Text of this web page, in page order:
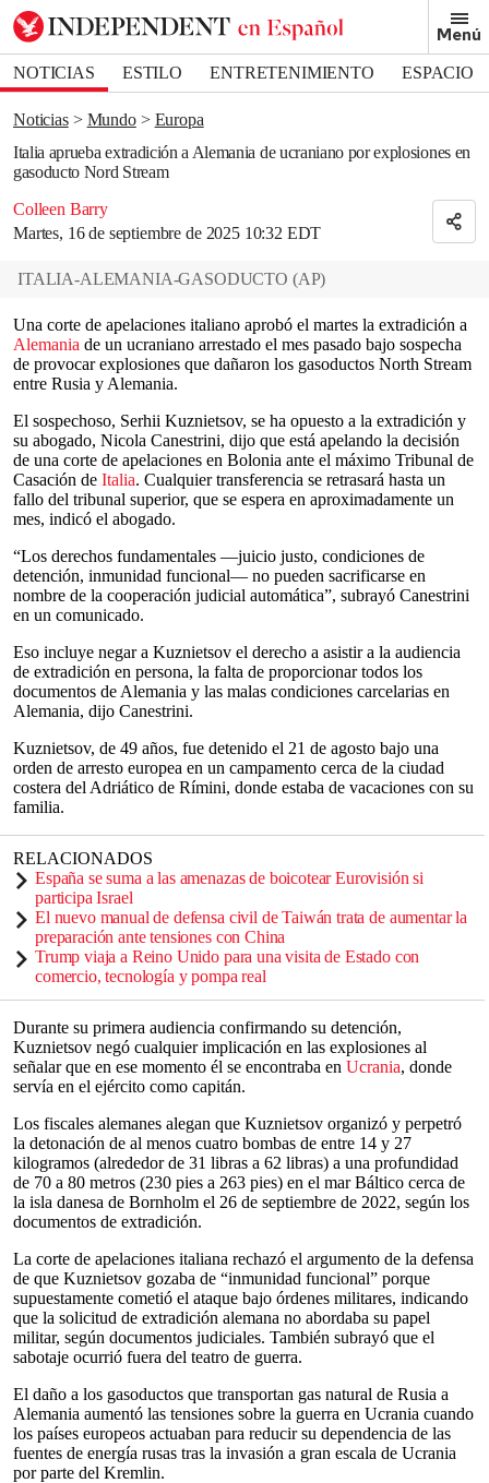
Menú
NOTICIAS ESTILO ENTRETENIMIENTO
ESPACIO
DEPORTES
Noticias Mundo
Europa
Italia aprueba extradición a Alemania de ucraniano por explosiones en
gasoducto Nord Stream
Colleen Barry
Martes, 16 de septiembre de 2025 10:32 EDT
Bookmark popover
Removed from bookmarks
Close popover
ITALIA-ALEMANIA-GASODUCTO (AP)
Una corte de apelaciones italiano aprobó el martes la extradición a
Alemania de un ucraniano arrestado el mes pasado bajo sospecha
de provocar explosiones que dañaron los gasoductos North Stream
entre Rusia y Alemania.
El sospechoso, Serhii Kuznietsov, se ha opuesto a la extradición y
su abogado, Nicola Canestrini, dijo que está apelando la decisión
de una corte de apelaciones en Bolonia ante el máximo Tribunal de
Casación de Italia. Cualquier transferencia se retrasará hasta un
fallo del tribunal superior, que se espera en aproximadamente un
mes, indicó el abogado.
“Los derechos fundamentales —juicio justo, condiciones de
detención, inmunidad funcional— no pueden sacrificarse en
nombre de la cooperación judicial automática”, subrayó Canestrini
en un comunicado.
Eso incluye negar a Kuznietsov el derecho a asistir a la audiencia
de extradición en persona, la falta de proporcionar todos los
documentos de Alemania y las malas condiciones carcelarias en
Alemania, dijo Canestrini.
Kuznietsov, de 49 años, fue detenido el 21 de agosto bajo una
orden de arresto europea en un campamento cerca de la ciudad
costera del Adriático de Rímini, donde estaba de vacaciones con su
familia.
RELACIONADOS
España se suma a las amenazas de boicotear Eurovisión si
participa Israel
El nuevo manual de defensa civil de Taiwán trata de aumentar la
preparación ante tensiones con China
Trump viaja a Reino Unido para una visita de Estado con
comercio, tecnología y pompa real
Durante su primera audiencia confirmando su detención,
Kuznietsov negó cualquier implicación en las explosiones al
señalar que en ese momento él se encontraba en Ucrania, donde
servía en el ejército como capitán.
Los fiscales alemanes alegan que Kuznietsov organizó y perpetró
la detonación de al menos cuatro bombas de entre 14 y 27
kilogramos (alrededor de 31 libras a 62 libras) a una profundidad
de 70 a 80 metros (230 pies a 263 pies) en el mar Báltico cerca de
la isla danesa de Bornholm el 26 de septiembre de 2022, según los
documentos de extradición.
La corte de apelaciones italiana rechazó el argumento de la defensa
de que Kuznietsov gozaba de “inmunidad funcional” porque
supuestamente cometió el ataque bajo órdenes militares, indicando
que la solicitud de extradición alemana no abordaba su papel
militar, según documentos judiciales. También subrayó que el
sabotaje ocurrió fuera del teatro de guerra.
El daño a los gasoductos que transportan gas natural de Rusia a
Alemania aumentó las tensiones sobre la guerra en Ucrania cuando
los países europeos actuaban para reducir su dependencia de las
fuentes de energía rusas tras la invasión a gran escala de Ucrania
por parte del Kremlin.